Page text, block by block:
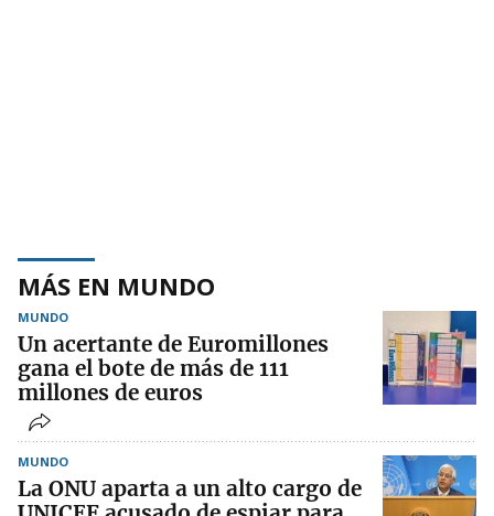
MÁS EN MUNDO
MUNDO
Un acertante de Euromillones
gana el bote de más de 111
millones de euros
MUNDO
La ONU aparta a un alto cargo de